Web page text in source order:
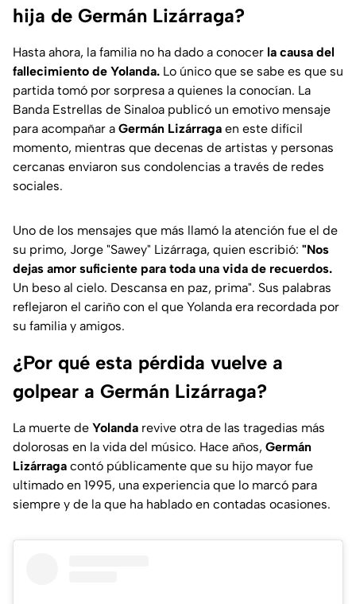
hija de Germán Lizárraga?
Hasta ahora, la familia no ha dado a conocer la causa del
fallecimiento de Yolanda. Lo único que se sabe es que su
partida tomó por sorpresa a quienes la conocían. La
Banda Estrellas de Sinaloa publicó un emotivo mensaje
para acompañar a Germán Lizárraga en este difícil
momento, mientras que decenas de artistas y personas
cercanas enviaron sus condolencias a través de redes
sociales.
Uno de los mensajes que más llamó la atención fue el de
su primo, Jorge "Sawey" Lizárraga, quien escribió: "Nos
dejas amor suficiente para toda una vida de recuerdos.
Un beso al cielo. Descansa en paz, prima". Sus palabras
reflejaron el cariño con el que Yolanda era recordada por
su familia y amigos.
¿Por qué esta pérdida vuelve a
golpear a Germán Lizárraga?
La muerte de Yolanda revive otra de las tragedias más
dolorosas en la vida del músico. Hace años, Germán
Lizárraga contó públicamente que su hijo mayor fue
ultimado en 1995, una experiencia que lo marcó para
siempre y de la que ha hablado en contadas ocasiones.